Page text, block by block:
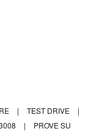
| TEST DRIVE
|
|
PROVE SU